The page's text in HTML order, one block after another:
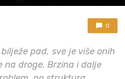
0
pad, sve je više onih
droge. Brzina i dalje